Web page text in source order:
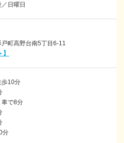
日曜日
町高野台南5丁目6-11
10分
で8分
分